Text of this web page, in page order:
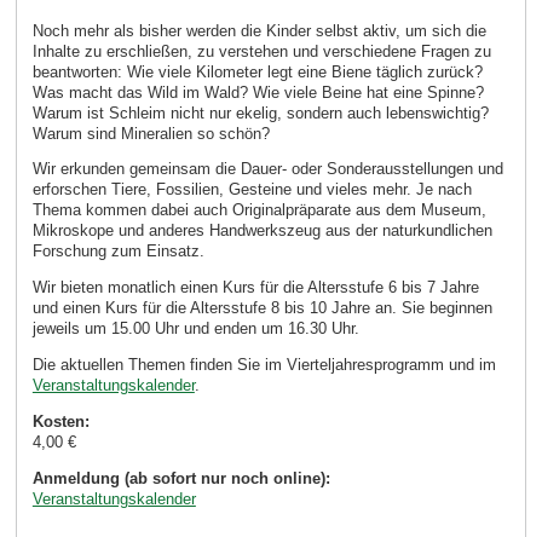
Noch mehr als bisher werden die Kinder selbst aktiv, um sich die
Inhalte zu erschließen, zu verstehen und verschiedene Fragen zu
beantworten: Wie viele Kilometer legt eine Biene täglich zurück?
Was macht das Wild im Wald? Wie viele Beine hat eine Spinne?
Warum ist Schleim nicht nur ekelig, sondern auch lebenswichtig?
Warum sind Mineralien so schön?
Wir erkunden gemeinsam die Dauer- oder Sonderausstellungen und
erforschen Tiere, Fossilien, Gesteine und vieles mehr. Je nach
Thema kommen dabei auch Originalpräparate aus dem Museum,
Mikroskope und anderes Handwerkszeug aus der naturkundlichen
Forschung zum Einsatz.
Wir bieten monatlich einen Kurs für die Altersstufe 6 bis 7 Jahre
und einen Kurs für die Altersstufe 8 bis 10 Jahre an. Sie beginnen
jeweils um 15.00 Uhr und enden um 16.30 Uhr.
Die aktuellen Themen finden Sie im Vierteljahresprogramm und im
Veranstaltungskalender.
Kosten:
4,00 €
Anmeldung (ab sofort nur noch online):
Veranstaltungskalender